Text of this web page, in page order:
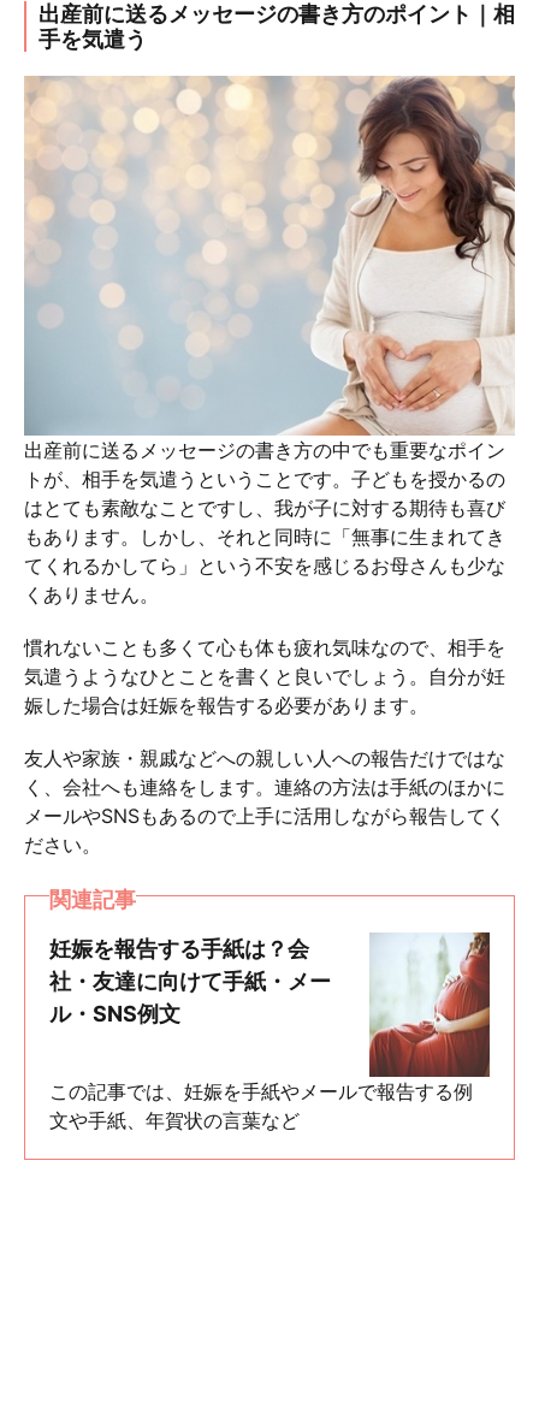
出産前に送るメッセージの書き方のポイント｜相
手を気遣う
出産前に送るメッセージの書き方の中でも重要なポイン
トが、相手を気遣うということです。子どもを授かるの
はとても素敵なことですし、我が子に対する期待も喜び
もあります。しかし、それと同時に「無事に生まれてき
てくれるかしてら」という不安を感じるお母さんも少な
くありません。
慣れないことも多くて心も体も疲れ気味なので、相手を
気遣うようなひとことを書くと良いでしょう。自分が妊
娠した場合は妊娠を報告する必要があります。
友人や家族・親戚などへの親しい人への報告だけではな
く、会社へも連絡をします。連絡の方法は手紙のほかに
メールやSNSもあるので上手に活用しながら報告してく
ださい。
関連記事
妊娠を報告する手紙は？会
社・友達に向けて手紙・メー
ル・SNS例文
この記事では、妊娠を手紙やメールで報告する例
文や手紙、年賀状の言葉など